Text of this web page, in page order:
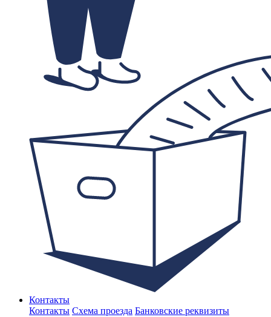
Контакты
Контакты Схема проезда Банковские реквизиты